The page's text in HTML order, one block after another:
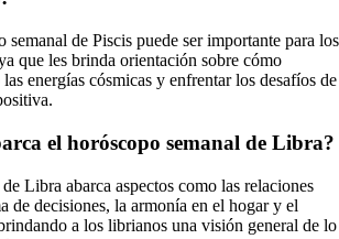
semanal de Piscis puede ser importante para los
que les brinda orientación sobre cómo
energías cósmicas y enfrentar los desafíos de
el horóscopo semanal de Libra?
Libra abarca aspectos como las relaciones
de decisiones, la armonía en el hogar y el
a los librianos una visión general de lo